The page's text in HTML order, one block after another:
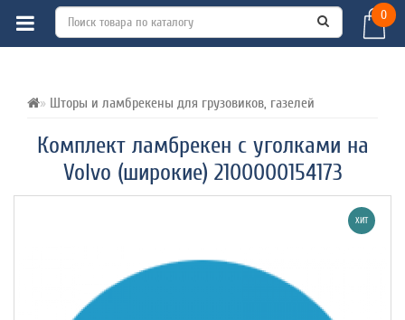
0
Шторы и ламбрекены для грузовиков, газелей
Комплект ламбрекен с уголками на
Volvo (широкие) 2100000154173
ВСЕ О ТОВАРЕ ХАРАКТЕРИСТИКИ
ХИТ